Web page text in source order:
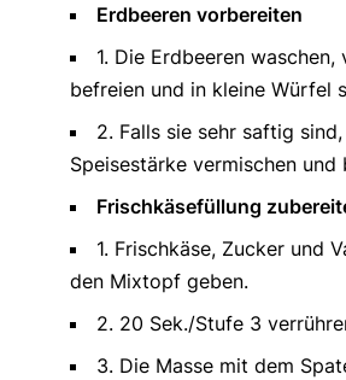
Erdbeeren vorbereiten
1. Die Erdbeeren waschen,
befreien und in kleine Würfel
2. Falls sie sehr saftig
Speisestärke vermischen und
Frischkäsefüllung
1. Frischkäse, Zucker und
den Mixtopf geben.
2. 20 Sek./Stufe 3
3. Die Masse mit dem